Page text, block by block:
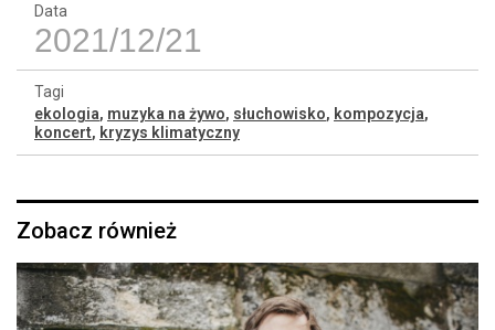
Data
2021/12/21
Tagi
ekologia, muzyka na żywo, słuchowisko, kompozycja,
koncert, kryzys klimatyczny
Zobacz również